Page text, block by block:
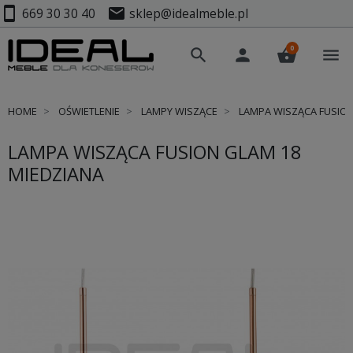
smartphone 669 30 30 40 mail sklep@idealmeble.pl
search person shopping_basket
0 menu
HOME OŚWIETLENIE LAMPY WISZĄCE LAMPA WISZĄCA
LAMPA WISZĄCA FUSION GLAM 18
MIEDZIANA